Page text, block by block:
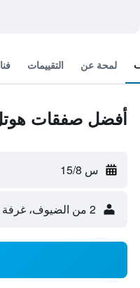
لمحة عن التقييمات
أفضل صفقات
س 15/8
2 من الضيوف، غرفة واحدة